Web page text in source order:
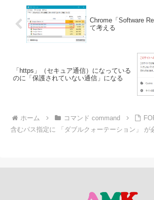
Chrome「Software
て考える
「https」（セキュア通信）になっている
のに「保護されていない通信」になる
ホーム コマンド command
含むパス指定に 「ダブルクォーテーション」 が